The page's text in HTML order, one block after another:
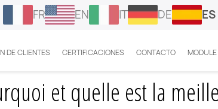
FR EN IT DE ES
DE CLIENTES CERTIFICACIONES CONTACTO
et quelle est la